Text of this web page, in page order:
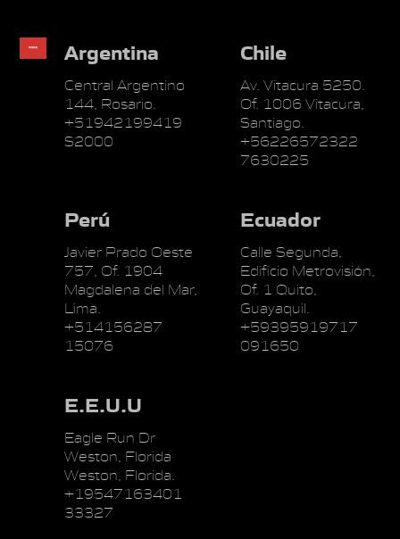
Argentina
Central Argentino
144, Rosario.
+51942199419
S2000
Chile
Av. Vitacura 5250.
Of. 1006 Vitacura,
Santiago.
+56226572322
7630225
Perú
Javier Prado Oeste
757, Of. 1904
Magdalena del Mar,
Lima.
+514156287
15076
Ecuador
Calle Segunda,
Edificio Metrovisión,
Of. 1 Quito,
Guayaquil.
+59395919717
091650
E.E.U.U
Eagle Run Dr
Weston, Florida
Weston, Florida.
+19547163401
33327